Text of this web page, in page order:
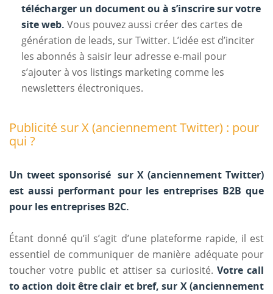
télécharger un document ou à s’inscrire sur votre
site web. Vous pouvez aussi créer des cartes de
génération de leads, sur Twitter. L’idée est d’inciter
les abonnés à saisir leur adresse e-mail pour
s’ajouter à vos listings marketing comme les
newsletters électroniques.
Publicité sur X (anciennement Twitter) : pour
qui ?
Un tweet sponsorisé sur X (anciennement Twitter)
est aussi performant pour les entreprises B2B que
pour les entreprises B2C.
Étant donné qu’il s’agit d’une plateforme rapide, il est
essentiel de communiquer de manière adéquate pour
toucher votre public et attiser sa curiosité. Votre call
to action doit être clair et bref, sur X (anciennement